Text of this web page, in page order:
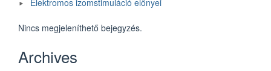
Elektromos izomstimuláció előnyei
Nincs megjeleníthető bejegyzés.
Archives